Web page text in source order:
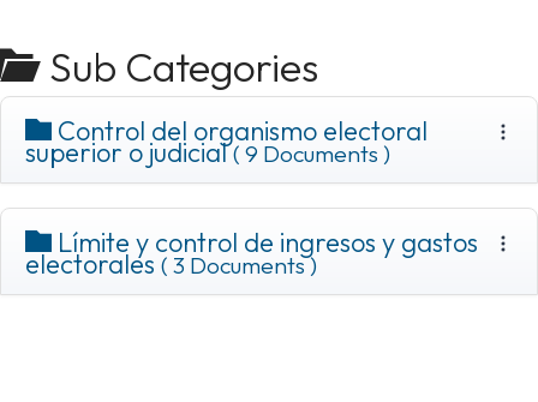
Sub Categories
Control del organismo electoral
superior o judicial( 9 Documents )
Límite y control de ingresos y gastos
electorales ( 3 Documents )